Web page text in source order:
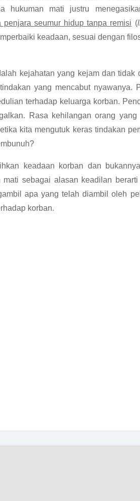
hukuman mati justru
seumur hidup tanpa remisi (
keadaan, sesuai dengan
kejahatan yang kejam dan tidak
yang mencabut nyawanya.
terhadap keluarga korban.
Rasa kehilangan orang
kita mengutuk keras tindakan
keadaan korban dan
sebagai alasan keadilan
apa yang telah diambil oleh
korban.